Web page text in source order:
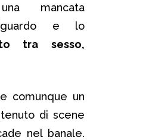
mancata
e lo
tra sesso,
comunque un
di scene
nel banale.